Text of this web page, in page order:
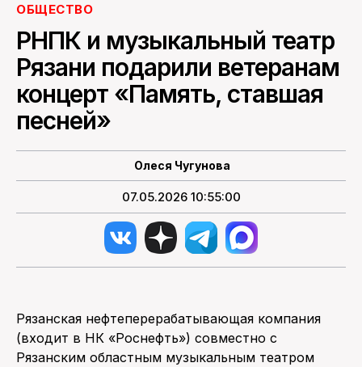
ОБЩЕСТВО
РНПК и музыкальный театр
Рязани подарили ветеранам
концерт «Память, ставшая
песней»
Олеся Чугунова
07.05.2026 10:55:00
Рязанская нефтеперерабатывающая компания
(входит в НК «Роснефть») совместно с
Рязанским областным музыкальным театром